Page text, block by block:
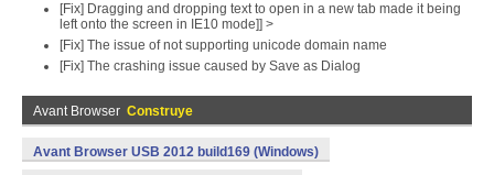
[Fix] Dragging and dropping text to open in a new tab made it being
left onto the screen in IE10 mode]] >
[Fix] The issue of not supporting unicode domain name
[Fix] The crashing issue caused by Save as Dialog
Avant Browser Construye
Avant Browser USB 2012 build169 (Windows)